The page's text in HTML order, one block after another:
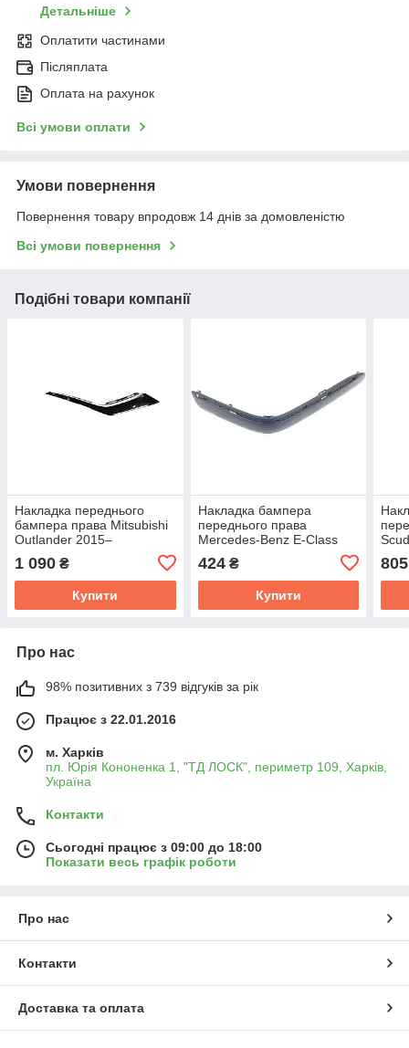
Детальніше
Оплатити частинами
Післяплата
Оплата на рахунок
Всі умови оплати
Умови повернення
Повернення товару впродовж 14 днів за домовленістю
Всі умови повернення
Подібні товари компанії
Накладка переднього
бампера права Mitsubishi
Outlander 2015–
(TEMPEST) 036 4573 934
1 090 ₴
Купити
Накладка бампера
переднього права
Mercedes-Benz E-Class
W210 1999– (TEMPEST)
0350324920
424₴
Купити
805
Про нас
98% позитивних з 739 відгуків за рік
Працює з 22.01.2016
м. Харків
пл. Юрія Кононенка 1, "ТД ЛОСК", периметр 109, Харків,
Україна
Контакти
Сьогодні працює з 09:00 до 18:00
Показати весь графік роботи
Про нас
Контакти
Доставка та оплата